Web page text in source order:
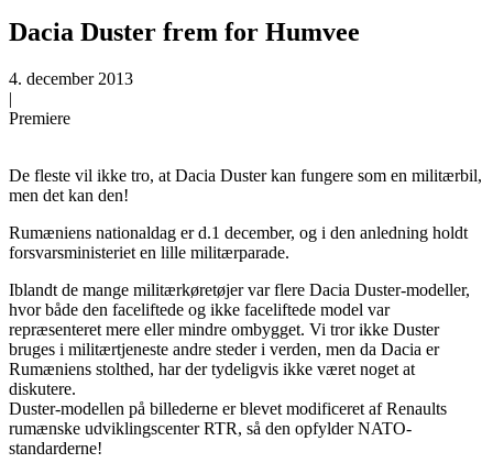
Dacia Duster frem for Humvee
4. december 2013
|
Premiere
De fleste vil ikke tro, at Dacia Duster kan fungere som en militærbil,
men det kan den!
Rumæniens nationaldag er d.1 december, og i den anledning holdt
forsvarsministeriet en lille militærparade.
Iblandt de mange militærkøretøjer var flere Dacia Duster-modeller,
hvor både den faceliftede og ikke faceliftede model var
repræsenteret mere eller mindre ombygget. Vi tror ikke Duster
bruges i militærtjeneste andre steder i verden, men da Dacia er
Rumæniens stolthed, har der tydeligvis ikke været noget at
diskutere.
Duster-modellen på billederne er blevet modificeret af Renaults
rumænske udviklingscenter RTR, så den opfylder NATO-
standarderne!